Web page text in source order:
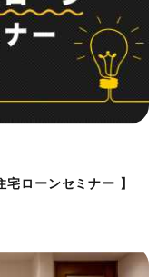
ローンセミナー 】